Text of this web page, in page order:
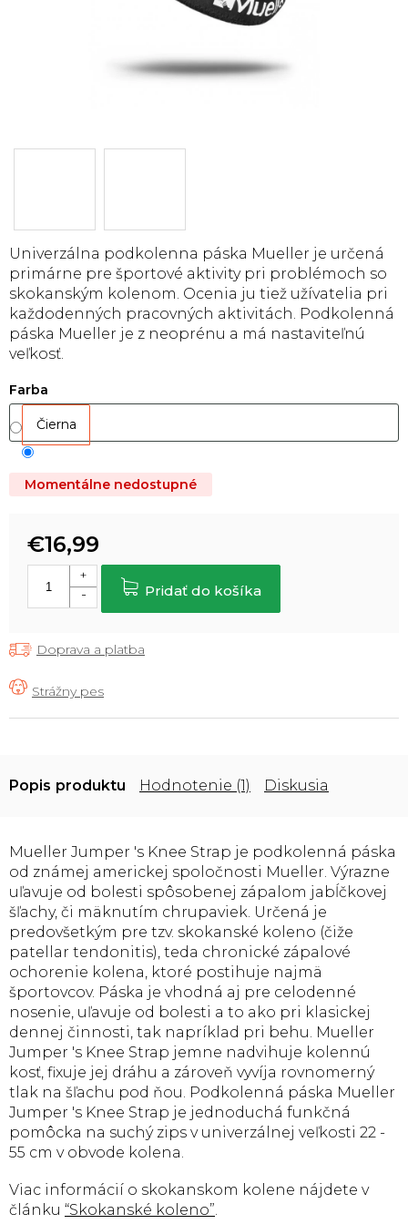
Momentálne nedostupné
Farba
Čierna
€16,99
Jednotková
cena:
Pridať do košíka
Univerzálna podkolenna páska Mueller je určená
primárne pre športové aktivity pri problémoch so
skokanským kolenom. Ocenia ju tiež užívatelia pri
každodenných pracovných aktivitách. Podkolenná
páska Mueller je z neoprénu a má nastaviteľnú
veľkosť.
Doprava a platba
Popis Hodnotenie (1) Diskusia
Mueller Jumper 's Knee Strap je podkolenná páska
od známej americkej spoločnosti Mueller. Výrazne
uľavuje od bolesti spôsobenej zápalom jabĺčkovej
šľachy, či mäknutím chrupaviek. Určená je
predovšetkým pre tzv. skokanské koleno (čiže
patellar tendonitis), teda chronické zápalové
ochorenie kolena, ktoré postihuje najmä
športovcov. Páska je vhodná aj pre celodenné
nosenie, uľavuje od bolesti a to ako pri klasickej
dennej činnosti, tak napríklad pri behu. Mueller
Jumper 's Knee Strap jemne nadvihuje kolennú
kosť, fixuje jej dráhu a zároveň vyvíja rovnomerný
tlak na šľachu pod ňou. Podkolenná páska Mueller
Jumper 's Knee Strap je jednoduchá funkčná
pomôcka na suchý zips v univerzálnej veľkosti 22 -
55 cm v obvode kolena.
Viac informácií o skokanskom kolene nájdete v
článku “Skokanské koleno”.